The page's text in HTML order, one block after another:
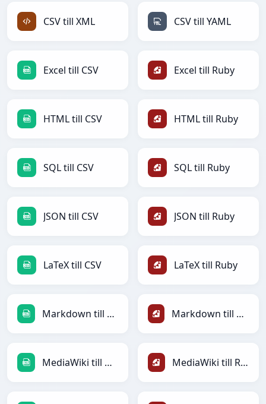
CSV till XML CSV till YAML
Excel till CSV Excel till Ruby
HTML till CSV HTML till Ruby
SQL till CSV SQL till Ruby
JSON till CSV JSON till Ruby
LaTeX till CSV LaTeX till Ruby
Markdown till CSV Markdown till Ruby
MediaWiki till CSV MediaWiki till Ruby